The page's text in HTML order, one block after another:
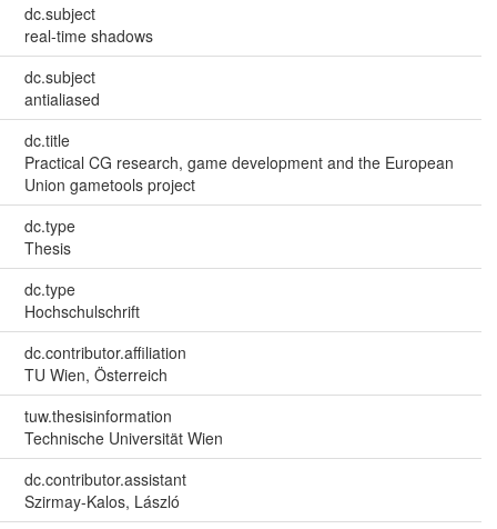
dc.subject
real-time shadows
dc.subject
antialiased
dc.title
Practical CG research, game development and the European
Union gametools project
dc.type
Thesis
dc.type
Hochschulschrift
dc.contributor.affiliation
TU Wien, Österreich
tuw.thesisinformation
Technische Universität Wien
dc.contributor.assistant
Szirmay-Kalos, László